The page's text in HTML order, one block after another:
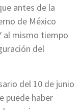
antes de la
de México
al mismo tiempo
del
del 10 de junio
puede haber